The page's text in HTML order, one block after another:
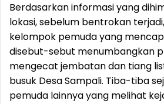
Berdasarkan informasi yang
lokasi, sebelum bentrokan
kelompok pemuda yang
disebut-sebut menumbangkan
mengecat jembatan dan tiang
busuk Desa Sampali. Tiba-tiba
pemuda lainnya yang melihat